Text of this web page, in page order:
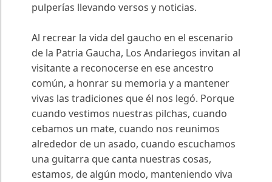
pulperías llevando versos y noticias.
Al recrear la vida del gaucho en el escenario
de la Patria Gaucha, Los Andariegos invitan al
visitante a reconocerse en ese ancestro
común, a honrar su memoria y a mantener
vivas las tradiciones que él nos legó. Porque
cuando vestimos nuestras pilchas, cuando
cebamos un mate, cuando nos reunimos
alrededor de un asado, cuando escuchamos
una guitarra que canta nuestras cosas,
estamos, de algún modo, manteniendo viva